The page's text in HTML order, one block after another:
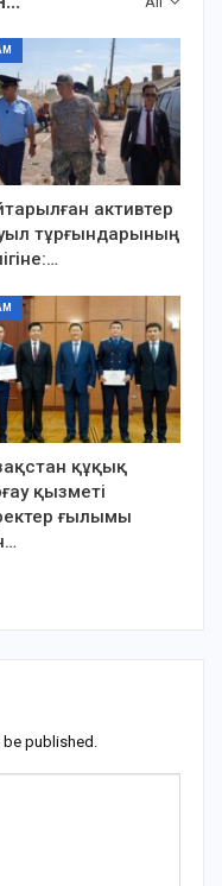
активтер
тұрғындарының
құқық
қызметі
ғылымы
published.